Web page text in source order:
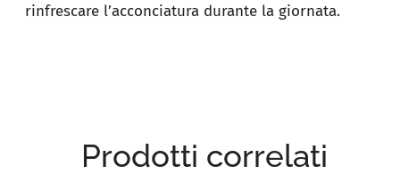
rinfrescare l’acconciatura durante la giornata.
Prodotti correlati